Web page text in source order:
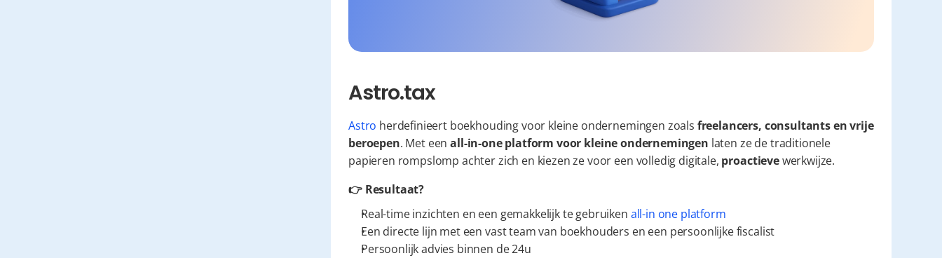
Astro.tax
Astro herdefinieert boekhouding voor kleine ondernemingen zoals freelancers, consultants en vrije
beroepen. Met een all-in-one platform voor kleine ondernemingen laten ze de traditionele
papieren rompslomp achter zich en kiezen ze voor een volledig digitale, proactieve werkwijze.
👉 Resultaat?
Real-time inzichten en een gemakkelijk te gebruiken all-in one platform
Een directe lijn met een vast team van boekhouders en een persoonlijke fiscalist
Persoonlijk advies binnen de 24u